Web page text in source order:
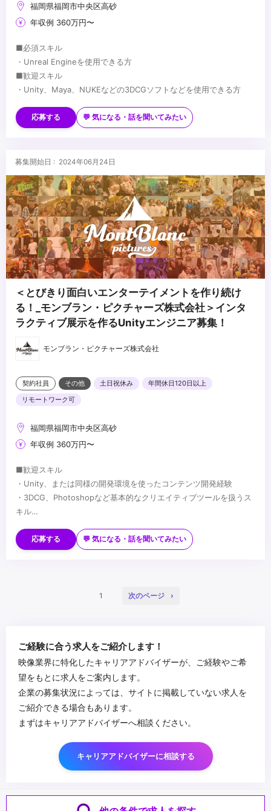
福岡県福岡市中央区高砂
年収例 360万円〜
■必須スキル
・Unreal Engineを使用できる方
■歓迎スキル
・Unity、Maya、NUKEなどの3DCGソフトなどを使用できる方
応募する 💬 気になる・話を聞いてみたい
募集開始日 : 2024年06月24日
＜とびきり面白いエンターテイメントを作り続け
る！_モンブラン・ピクチャーズ株式会社＞インタ
ラクティブ展示を作るUnityエンジニア募集！
モンブラン・ピクチャーズ株式会社
契約社員 その他 土日祝休み
年間休日120日以上
リモートワーク可
福岡県福岡市中央区高砂
年収例 360万円〜
■歓迎スキル
・Unity、または同様の開発環境を使ったコンテンツ開発経験
・3DCG、Photoshopなど基本的なクリエイティブツールを扱うス
キル
・センサーデバイスの使用経験
・自身のオリジナル作品の制作経験（学生時の作品で構いません）
応募する 💬 気になる・話を聞いてみたい
1 次のページ
ご経験に合う求人をご紹介します！
映像業界に特化したキャリアアドバイザーが、ご経験やご希
望をもとに求人をご案内します。
企業の募集状況によっては、サイトに掲載していない求人を
ご紹介できる場合もあります。
まずはキャリアアドバイザーへ相談ください。
キャリアアドバイザーに相談する